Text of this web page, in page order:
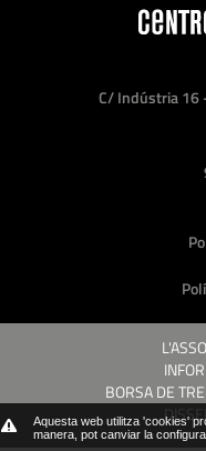
Aquesta web utilitza 'cookies'
manera, pot canviar la
C/ Indústria 16
BORSA DE